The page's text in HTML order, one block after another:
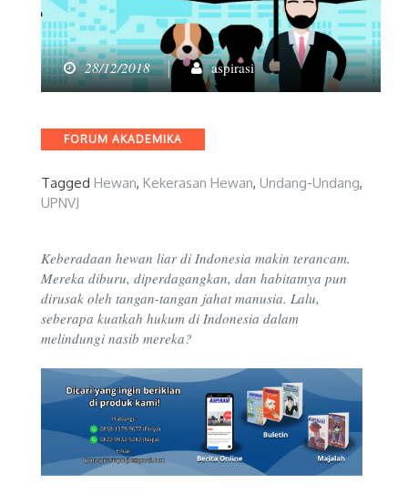
28/12/2018 aspirasi
Categories
FORUM AKADEMIKA
Tagged Hewan, Kekerasan Hewan, Undang-Undang,
UPNVJ
Keberadaan hewan liar di Indonesia makin terancam.
Mereka diburu, diperdagangkan, dan habitatnya pun
dirusak oleh tangan-tangan jahat manusia. Lalu,
seberapa kuatkah hukum di Indonesia dalam
melindungi nasib mereka?